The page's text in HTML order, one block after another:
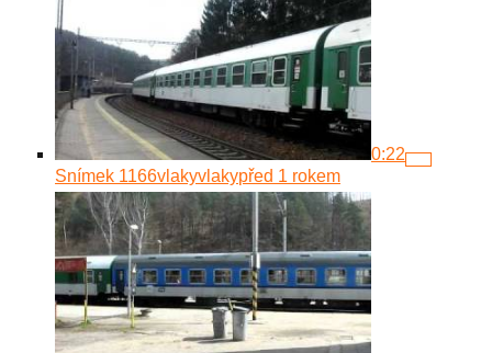
0:22
Snímek 1166vlakyvlakypřed 1 rokem